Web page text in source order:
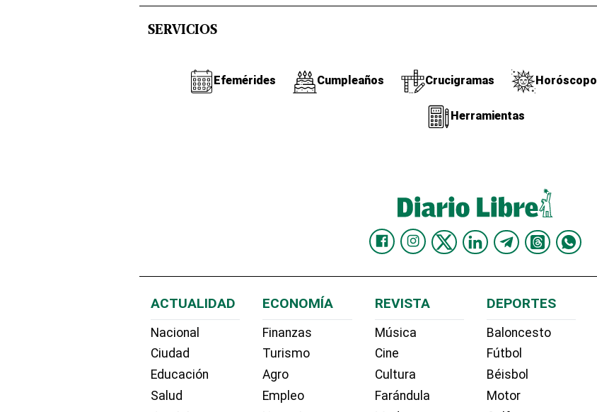
SERVICIOS
Efemérides Cumpleaños Crucigramas Horóscopo
Herramientas
ACTUALIDAD
Nacional
Ciudad
Educación
Salud
ECONOMÍA
Finanzas
Turismo
Agro
Empleo
REVISTA
Música
Cine
Cultura
Farándula
DEPORTES
Baloncesto
Fútbol
Béisbol
Motor